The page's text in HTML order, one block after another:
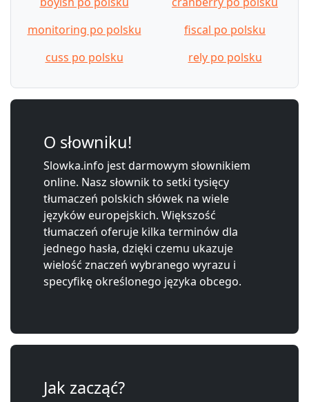
monitoring po polsku
fiscal po polsku
cuss po polsku
rely po polsku
O słowniku!
Slowka.info jest darmowym słownikiem
online. Nasz słownik to setki tysięcy
tłumaczeń polskich słówek na wiele
języków europejskich. Większość
tłumaczeń oferuje kilka terminów dla
jednego hasła, dzięki czemu ukazuje
wielość znaczeń wybranego wyrazu i
specyfikę określonego języka obcego.
Jak zacząć?